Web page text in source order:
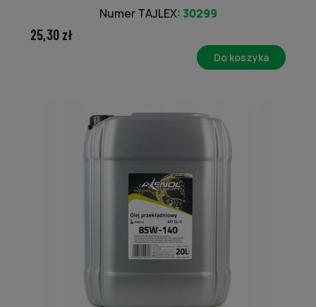
Numer TAJLEX:30299
25,30 zł
Do koszyka